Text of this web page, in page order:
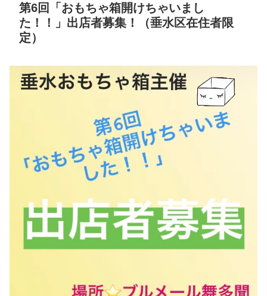
第6回「おもちゃ箱開けちゃいまし
た！！」出店者募集！（垂水区在住者限
定）